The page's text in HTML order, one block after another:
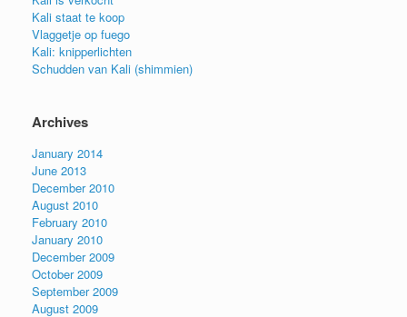
Kali staat te koop
Vlaggetje op fuego
Kali: knipperlichten
Schudden van Kali (shimmien)
Archives
January 2014
June 2013
December 2010
August 2010
February 2010
January 2010
December 2009
October 2009
September 2009
August 2009